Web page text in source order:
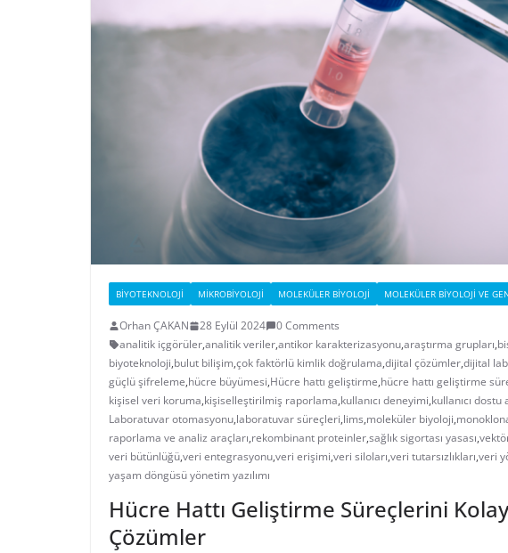
BIYOTEKNOLOJI MIKROBIYOLOJI MOLEKÜLER BIYOLOJI MOLEKÜLER BIYOLOJI VE
Orhan ÇAKAN 28 Eylül 2024
0 Comments
analitik içgörüler,analitik veriler,antikor karakterizasyonu,araştırma grupları,
biyoteknoloji,bulut bilişim,çok faktörlü kimlik doğrulama,dijital çözümler,dijital
güçlü şifreleme,hücre büyümesi,Hücre hattı geliştirme,hücre hattı geliştirme
kişisel veri koruma,kişiselleştirilmiş raporlama,kullanıcı deneyimi,kullanıcı
Laboratuvar otomasyonu,laboratuvar süreçleri,lims,moleküler biyoloji,
raporlama ve analiz araçları,rekombinant proteinler,sağlık sigortası yasası,
veri bütünlüğü,veri entegrasyonu,veri erişimi,veri siloları,veri tutarsızlıkları,veri
yaşam döngüsü yönetim yazılımı
Hücre Hattı Geliştirme Süreçlerini
Çözümler